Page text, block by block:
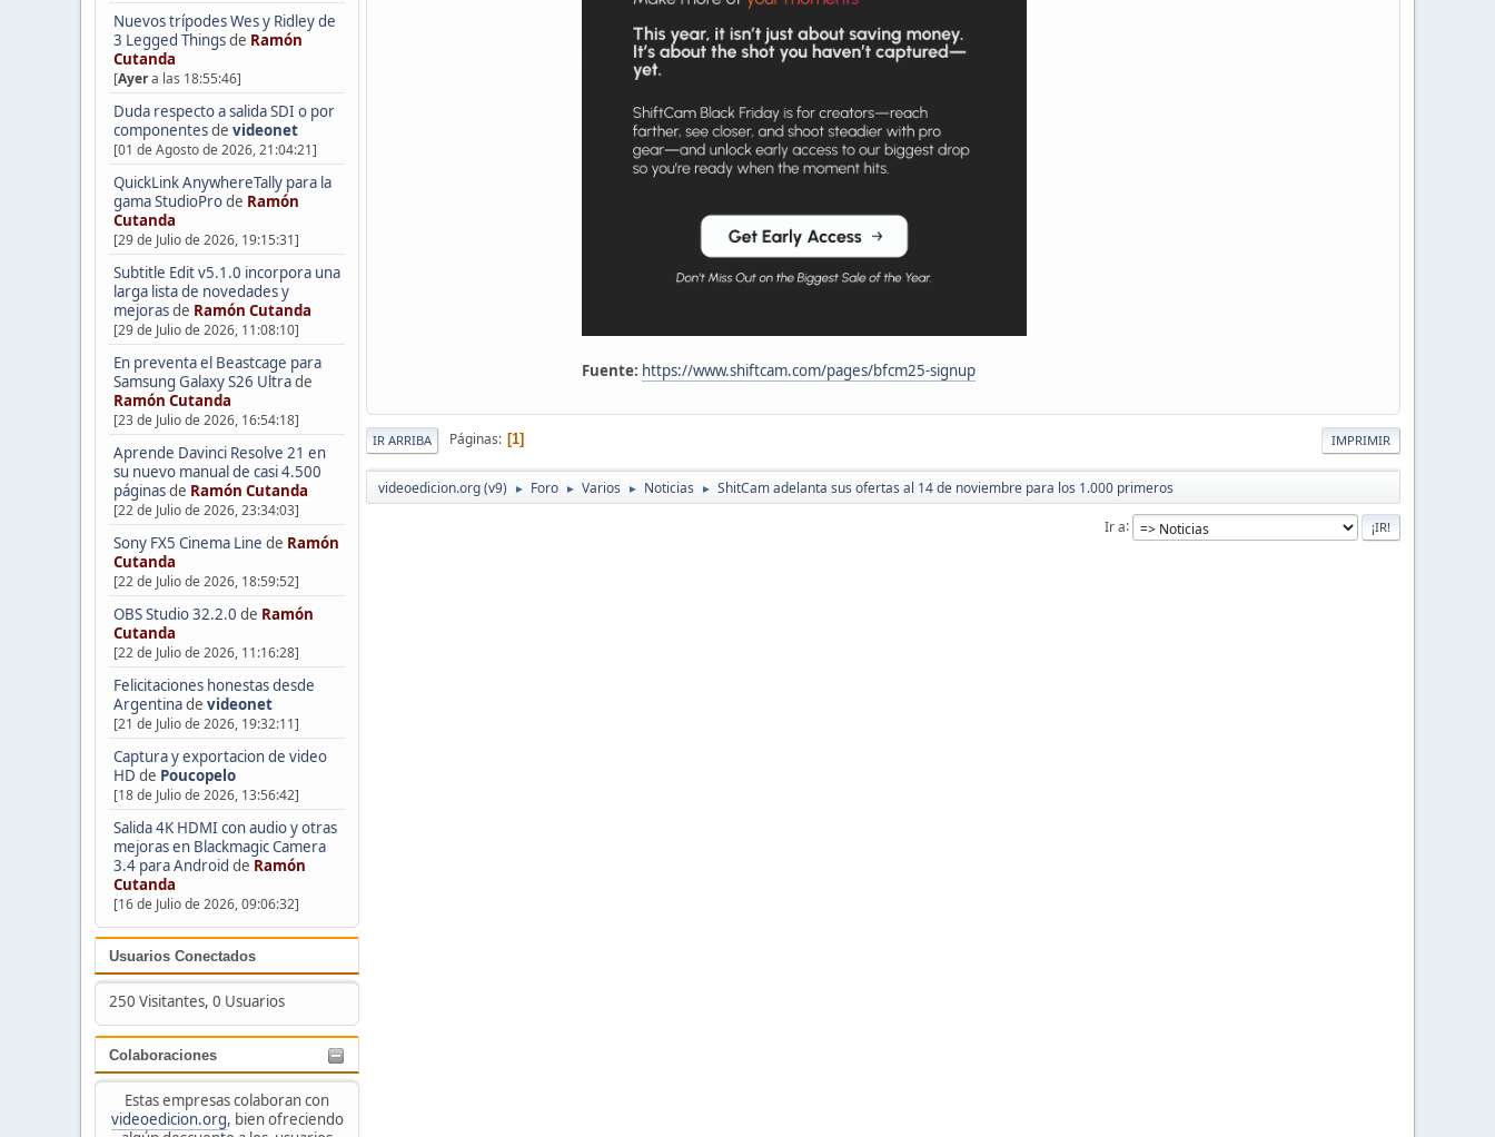
Nuevos trípodes Wes y Ridley de
3 Legged Thingsde Ramón
Cutanda
[Ayera las 18:55:46]
Duda respecto a salida SDI o por
componentesde videonet
[01 de Agosto de 2026, 21:04:21]
QuickLink AnywhereTally para la
gama StudioProde Ramón
Cutanda
[29 de Julio de 2026, 19:15:31]
Subtitle Edit v5.1.0 incorpora una
larga lista de novedades y
mejorasde Ramón Cutanda
[29 de Julio de 2026, 11:08:10]
En preventa el Beastcage para
Samsung Galaxy S26 Ultrade
Ramón Cutanda
[23 de Julio de 2026, 16:54:18]
Aprende Davinci Resolve 21 en
su nuevo manual de casi 4.500
páginasde Ramón Cutanda
[22 de Julio de 2026, 23:34:03]
Sony FX5 Cinema Line de Ramón
Cutanda
[22 de Julio de 2026, 18:59:52]
OBS Studio 32.2.0 de Ramón
Cutanda
[22 de Julio de 2026, 11:16:28]
Felicitaciones honestas desde
Argentinade videonet
[21 de Julio de 2026, 19:32:11]
Captura y exportacion de video
HD de Poucopelo
[18 de Julio de 2026, 13:56:42]
Salida 4K HDMI con audio y otras
mejoras en Blackmagic Camera
3.4 para Android de Ramón
Cutanda
[16 de Julio de 2026, 09:06:32]
Usuarios Conectados
250 Visitantes, 0 Usuarios
Colaboraciones
Estas empresas colaboran con
videoedicion.org, bien ofreciendo
Fuente: https://www.shiftcam.com/pages/bfcm25-signup
IMPRIMIR
IR ARRIBA Páginas 1
videoedicion.org (v9) ► Foro ► Varios ► Noticias ► ShitCam adelanta sus ofertas al 14 de noviembre para los 1.000 primeros
Ir a